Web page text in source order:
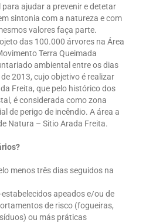
ajudar a prevenir e detetar
sintonia com a natureza e com
valores faça parte.
das 100.000 árvores na Área
Terra Queimada
ambiental entre os dias
2013, cujo objetivo é realizar
Freita, que pelo histórico dos
é considerada como zona
de perigo de incêndio. A área a
Natura – Sitio Arada Freita.
menos três dias seguidos na
apeados e/ou de
de risco (fogueiras,
ou más práticas